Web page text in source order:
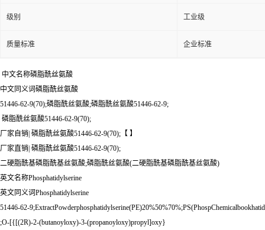
级别 工业级
质量标准 企业标准
中文名称磷脂酰丝氨酸
中文同义词磷脂酰丝氨酸
51446-62-9(70);磷脂酰丝氨酸;磷脂酰丝氨酸51446-62-9;
磷脂酰丝氨酸51446-62-9(70);
厂家自销| 磷脂酰丝氨酸51446-62-9(70);【 】
厂家直销| 磷脂酰丝氨酸51446-62-9(70);
二硬脂酰基磷脂酰基丝氨酸;磷脂酰丝氨酸(二硬脂酰基磷脂酰基丝氨酸)
英文名称Phosphatidylserine
英文同义词Phosphatidylserine
51446-62-
;O-[{[(2R)-2-(butanoyloxy)-3-(propanoyloxy)propyl]oxy}